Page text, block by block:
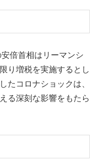
倍首相はリーマンシ
り増税を実施するとし
たコロナショックは、
る深刻な影響をもたら